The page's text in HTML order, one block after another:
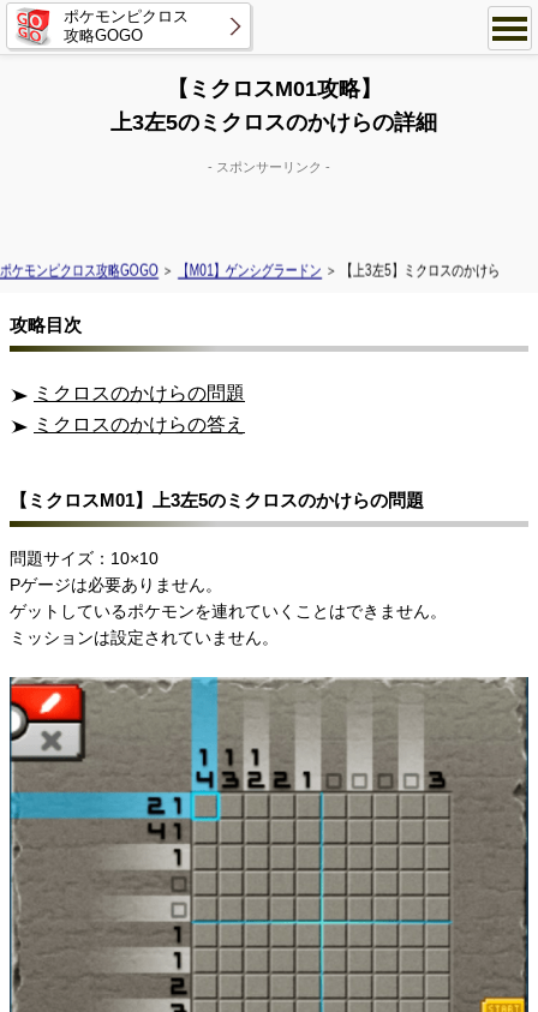
ポケモンピクロス
攻略GOGO
【ミクロスM01攻略】
上3左5のミクロスのかけらの詳細
- スポンサーリンク -
ポケモンピクロス攻略GOGO ＞ 【M01】ゲンシグラードン ＞ 【上3左5】ミクロスのかけら
攻略目次
ミクロスのかけらの問題
ミクロスのかけらの答え
【ミクロスM01】上3左5のミクロスのかけらの問題
問題サイズ：10×10
Pゲージは必要ありません。
ゲットしているポケモンを連れていくことはできません。
ミッションは設定されていません。